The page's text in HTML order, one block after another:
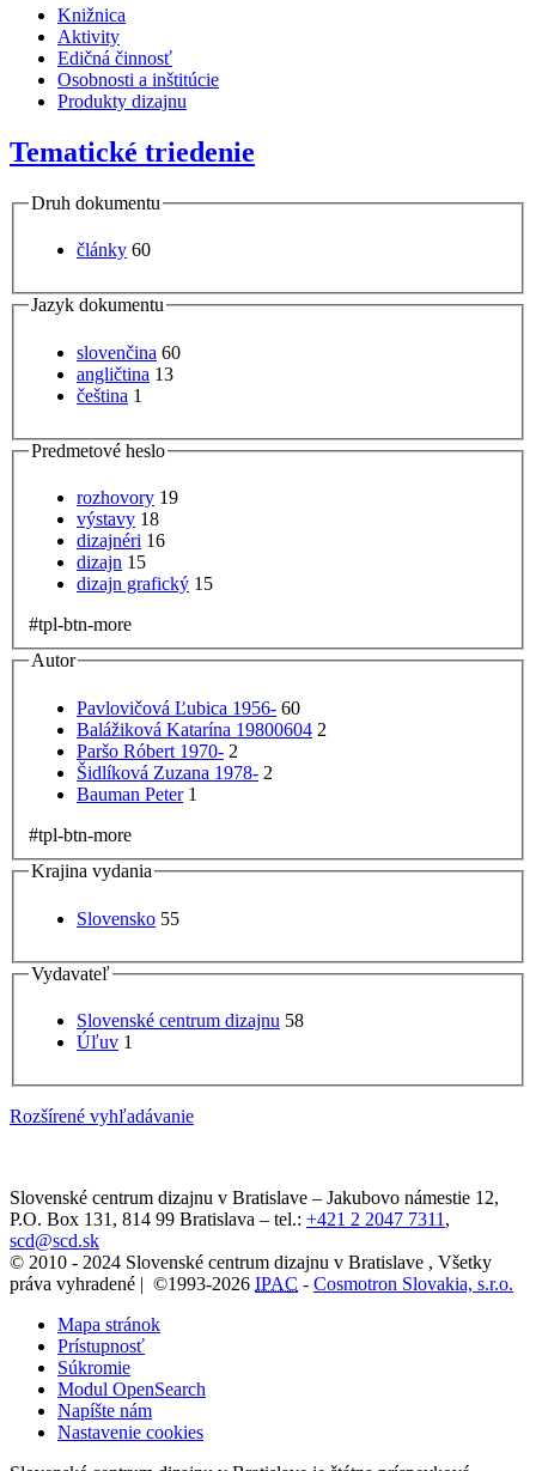
Knižnica
Aktivity
Edičná činnosť
Osobnosti a inštitúcie
Produkty dizajnu
Tematické triedenie
Druh dokumentu
články 60
Jazyk dokumentu
slovenčina 60
angličtina 13
čeština 1
Predmetové heslo
rozhovory 19
výstavy 18
dizajnéri 16
dizajn 15
dizajn grafický 15
#tpl-btn-more
Autor
Pavlovičová Ľubica 1956- 60
Balážiková Katarína 19800604 2
Paršo Róbert 1970- 2
Šidlíková Zuzana 1978- 2
Bauman Peter 1
#tpl-btn-more
Krajina vydania
Slovensko 55
Vydavateľ
Slovenské centrum dizajnu 58
Úľuv 1
Rozšírené vyhľadávanie
Slovenské centrum dizajnu v Bratislave – Jakubovo námestie 12,
P.O. Box 131, 814 99 Bratislava – tel.: +421 2 2047 7311 ,
scd@scd.sk
© 2010 - 2024 Slovenské centrum dizajnu v Bratislave , Všetky
práva vyhradené | ©1993-2026 IPAC - Cosmotron Slovakia, s.r.o.
Mapa stránok
Prístupnosť
Súkromie
Modul OpenSearch
Napíšte nám
Nastavenie cookies